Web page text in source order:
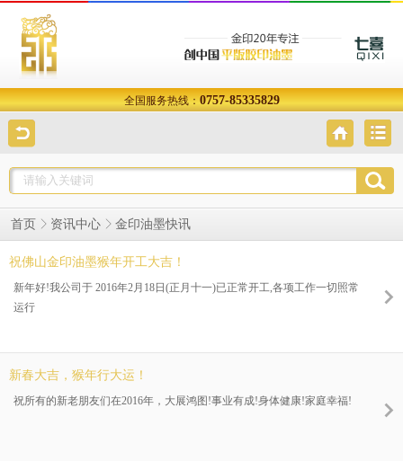
全国服务热线：0757-85335829
首页 资讯中心 金印油墨快讯
祝佛山金印油墨猴年开工大吉！
新年好!我公司于 2016年2月18日(正月十一)已正常开工,各项工作一切照常
运行
新春大吉，猴年行大运！
祝所有的新老朋友们在2016年，大展鸿图!事业有成!身体健康!家庭幸福!